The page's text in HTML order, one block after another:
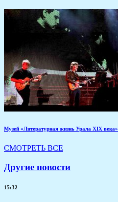
Музей «Литературная жизнь Урала XIX века»
СМОТРЕТЬ ВСЕ
Другие новости
15:32